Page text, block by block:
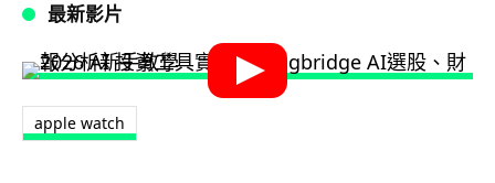
最新影片
apple watch